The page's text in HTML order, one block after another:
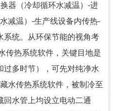
器（冷却循环水减温）-进
减温）-生产线设备内传热-
系统。从环保节能的视角考
传热系统软件，关键目地是
过多时节），可先对纯净水
水传热系统软件，被制冷至
回水管上均设立电动二通